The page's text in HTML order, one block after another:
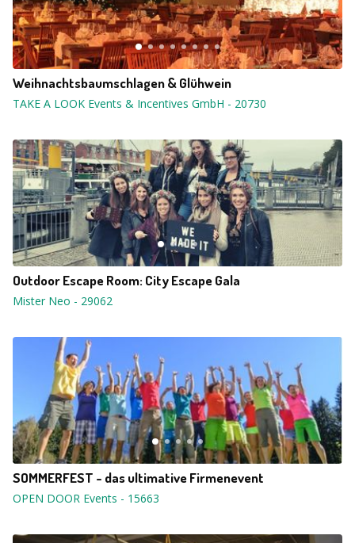
Weihnachtsbaumschlagen & Glühwein
TAKE A LOOK Events & Incentives GmbH - 20730
Outdoor Escape Room: City Escape Gala
Mister Neo - 29062
SOMMERFEST - das ultimative Firmenevent
OPEN DOOR Events - 15663